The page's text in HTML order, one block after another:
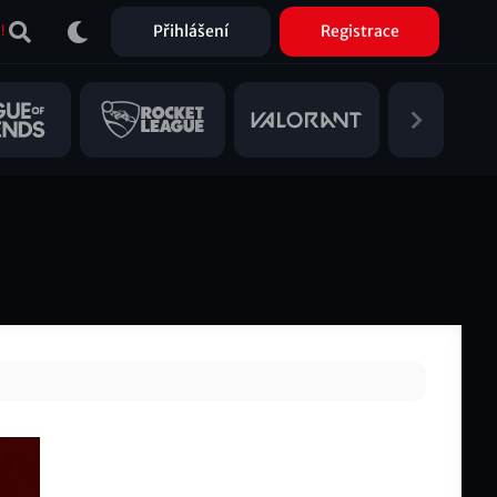
Přihlášení Registrace